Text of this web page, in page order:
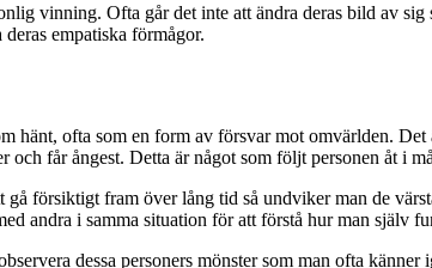
vinning. Ofta går det inte att ändra deras bild av
empatiska förmågor.
hänt, ofta som en form av försvar mot omvärlden.
får ångest. Detta är något som följt personen åt i
försiktigt fram över lång tid så undviker man de
andra i samma situation för att förstå hur man själv
dessa personers mönster som man ofta